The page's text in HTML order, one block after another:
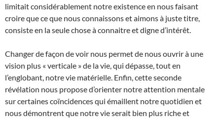
limitait considérablement notre existence en nous faisant
croire que ce que nous connaissons et aimons à juste titre,
consiste en la seule chose à connaitre et digne d’intérêt.
Changer de façon de voir nous permet de nous ouvrir à une
vision plus « verticale » de la vie, qui dépasse, tout en
l’englobant, notre vie matérielle. Enfin, cette seconde
révélation nous propose d’orienter notre attention mentale
sur certaines coïncidences qui émaillent notre quotidien et
nous démontrent que notre vie serait bien plus riche et